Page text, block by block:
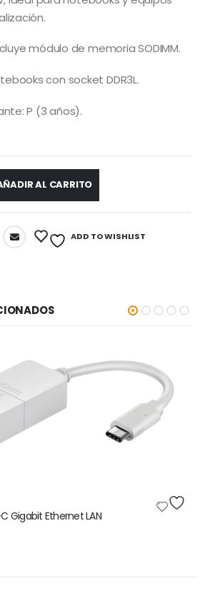
módulo de memoria SODIMM.
con socket DDR3L.
P (3 años).
AL CARRITO
ADD TO WISHLIST
Gigabit Ethernet LAN